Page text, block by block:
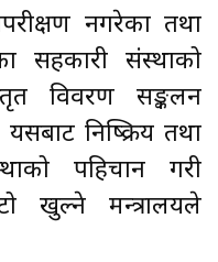
नगरेका तथा
सहकारी संस्थाको
विवरण सङ्कलन
निष्क्रिय तथा
पहिचान गरी
खुल्ने मन्त्रालयले